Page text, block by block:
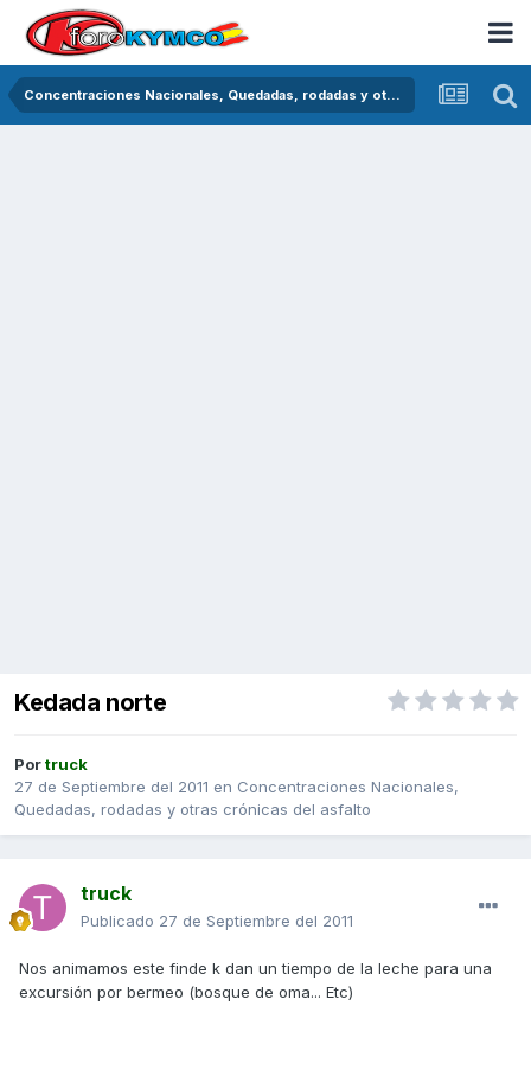
Concentraciones Nacionales, Quedadas, rodadas y otras crónicas del asfalto
Kedada norte
Portruck
27 de Septiembre del 2011 en Concentraciones Nacionales,
Quedadas, rodadas y otras crónicas del asfalto
truck
Publicado 27 de Septiembre del 2011
Nos animamos este finde k dan un tiempo de la leche para una
excursión por bermeo (bosque de oma... Etc)